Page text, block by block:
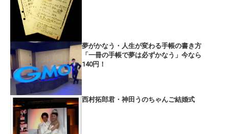
夢がかなう・人生が変わる手帳の書き方
「一冊の手帳で夢は必ずかなう」今なら
140円！
西村拓郎君・神田うのちゃんご結婚式